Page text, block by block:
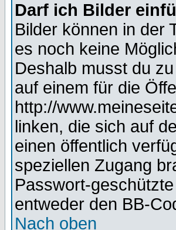
Darf ich Bilder
Bilder können in der
es noch keine
Deshalb musst du
auf einem für die
http://
linken, die sich auf
einen öffentlich
speziellen Zugang
Passwort-
entweder den BB-
Nach oben